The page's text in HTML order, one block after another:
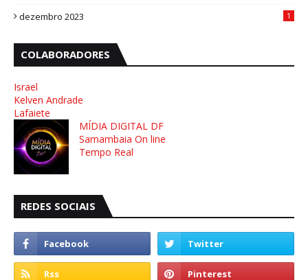
dezembro 2023 1
COLABORADORES
Israel
Kelven Andrade
Lafaiete
MÍDIA DIGITAL DF
Samambaia On line
Tempo Real
REDES SOCIAIS